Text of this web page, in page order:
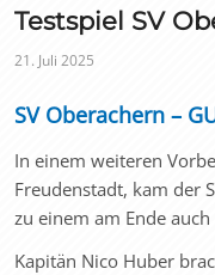
Testspiel SV
21. Juli 2025
SV Oberachern –
In einem weiteren
Freudenstadt, kam der
zu einem am Ende
Kapitän Nico Huber